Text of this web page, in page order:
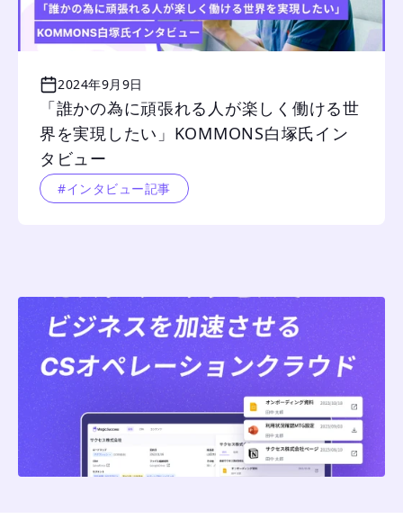
2024年9月9日
「誰かの為に頑張れる人が楽しく働ける世
界を実現したい」KOMMONS白塚氏イン
タビュー
#インタビュー記事